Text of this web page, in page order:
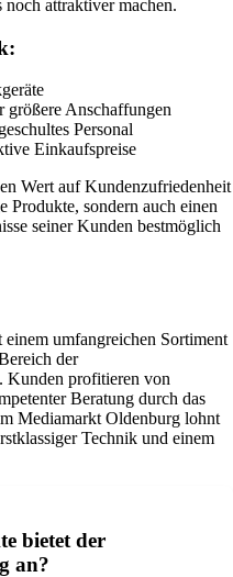
noch attraktiver machen.
größere Anschaffungen
Personal
Einkaufspreise
Wert auf Kundenzufriedenheit
Produkte, sondern auch einen
seiner Kunden bestmöglich
umfangreichen Sortiment
der
Kunden profitieren von
Beratung durch das
Mediamarkt Oldenburg lohnt
Technik und einem
bietet der
an?